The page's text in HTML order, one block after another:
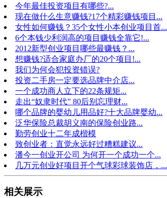
今年最佳投资项目有哪些?...
现在做什么生意赚钱?17个精彩赚钱项目...
女性如何赚钱？35个女性小本创业项目首...
6个本钱少利润高的项目赚钱全靠它!...
2012新型创业项目哪些最赚钱？...
想赚钱?适合家庭办厂的20个项目!...
我们为何会犯投资错误?
投资二手房一定要选品牌中介店...
一个成功商人立下的22条规矩...
走出“奴隶时代” 80后别忘理财...
哪个品牌的婴幼儿用品好?十大品牌婴幼...
泛华保险总裁胡义南的保险创业路...
勤劳创业十二年成楷模
致创业者：直觉永远好过糟糕建议...
潘今一创业开公司 为何开一个成功一个...
几万元创业好项目开个气球彩球装饰店，...
相关展示